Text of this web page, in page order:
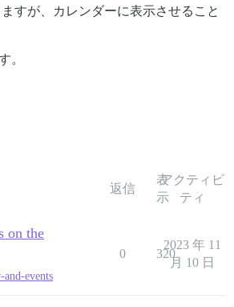
すが、カレンダーに表示させること
。
返信
表
示
アクティビ
ティ
on the
and-events
0 320
2023 年 11
月 10 日